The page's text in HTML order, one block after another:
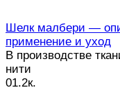
Шелк малбери —
применение и уход
В производстве
нити
01.2к.